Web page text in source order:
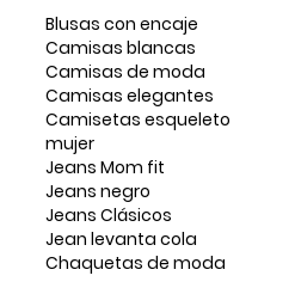
Blusas con encaje
Camisas blancas
Camisas de moda
Camisas elegantes
Camisetas esqueleto
mujer
Jeans Mom fit
Jeans negro
Jeans Clásicos
Jean levanta cola
Chaquetas de moda